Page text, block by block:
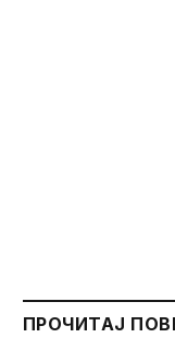
ПРОЧИТАЈ